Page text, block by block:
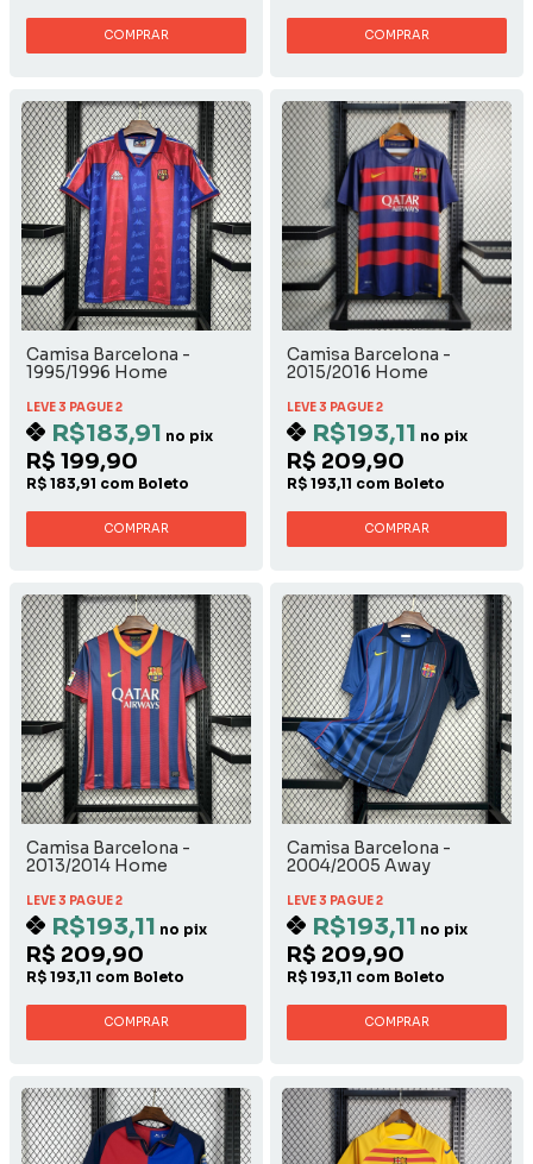
COMPRAR COMPRAR
Camisa Barcelona -
1995/1996 Home
LEVE 3 PAGUE 2
R$183,91 no pix
R$ 199,90
R$ 183,91 com Boleto
COMPRAR
Camisa Barcelona -
2015/2016 Home
LEVE 3 PAGUE 2
R$193,11 no pix
R$ 209,90
R$ 193,11 com Boleto
COMPRAR
Camisa Barcelona -
2013/2014 Home
LEVE 3 PAGUE 2
R$193,11 no pix
R$ 209,90
R$ 193,11 com Boleto
COMPRAR
Camisa Barcelona -
2004/2005 Away
LEVE 3 PAGUE 2
R$193,11 no pix
R$ 209,90
R$ 193,11 com Boleto
COMPRAR